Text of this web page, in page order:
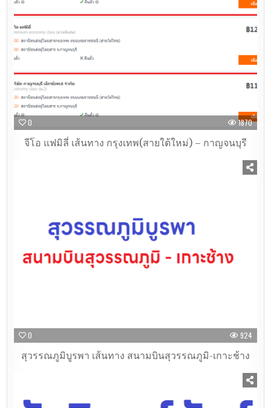
0 1870
จีโอ แฟมิลี่ เส้นทาง กรุงเทพ(สายใต้ใหม่) – กาญจนบุรี
0 924
สุวรรณภูมิบูรพา เส้นทาง สนามบินสุวรรณภูมิ-เกาะช้าง